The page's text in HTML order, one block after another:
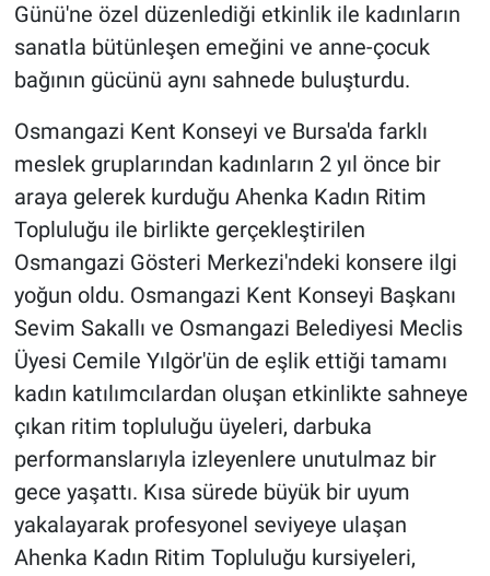
Günü'ne özel düzenlediği etkinlik ile kadınların
sanatla bütünleşen emeğini ve anne-çocuk
bağının gücünü aynı sahnede buluşturdu.
Osmangazi Kent Konseyi ve Bursa'da farklı
meslek gruplarından kadınların 2 yıl önce bir
araya gelerek kurduğu Ahenka Kadın Ritim
Topluluğu ile birlikte gerçekleştirilen
Osmangazi Gösteri Merkezi'ndeki konsere ilgi
yoğun oldu. Osmangazi Kent Konseyi Başkanı
Sevim Sakallı ve Osmangazi Belediyesi Meclis
Üyesi Cemile Yılgör'ün de eşlik ettiği tamamı
kadın katılımcılardan oluşan etkinlikte sahneye
çıkan ritim topluluğu üyeleri, darbuka
performanslarıyla izleyenlere unutulmaz bir
gece yaşattı. Kısa sürede büyük bir uyum
yakalayarak profesyonel seviyeye ulaşan
Ahenka Kadın Ritim Topluluğu kursiyeleri,